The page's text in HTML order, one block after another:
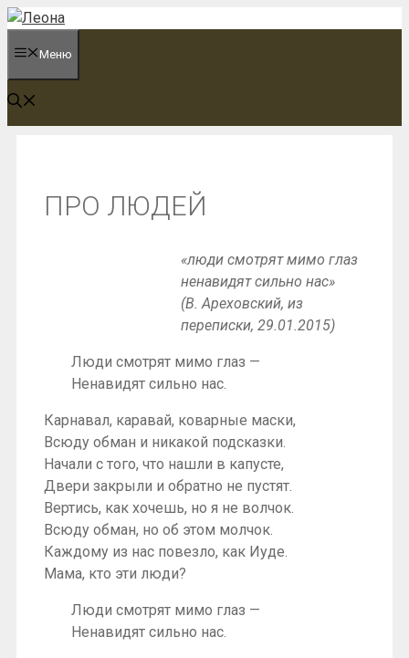
Перейти
содержимому
Меню
ПРО ЛЮДЕЙ
«люди смотрят мимо глаз
ненавидят сильно нас»
(В. Ареховский, из
переписки, 29.01.2015)
Люди смотрят мимо глаз —
Ненавидят сильно нас.
Карнавал, каравай, коварные маски,
Всюду обман и никакой подсказки.
Начали с того, что нашли в капусте,
Двери закрыли и обратно не пустят.
Вертись, как хочешь, но я не волчок.
Всюду обман, но об этом молчок.
Каждому из нас повезло, как Иуде.
Мама, кто эти люди?
Люди смотрят мимо глаз —
Ненавидят сильно нас.